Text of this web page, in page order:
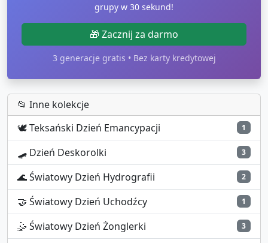
grupy w 30 sekund!
🎁 Zacznij za darmo
3 generacje gratis • Bez karty kredytowej
📂 Inne kolekcje
🕊️Teksański Dzień Emancypacji 1
🛹 Dzień Deskorolki 3
🌊Światowy Dzień Hydrografii 2
🤝 Światowy Dzień Uchodźcy 1
🤹 Światowy Dzień Żonglerki 3